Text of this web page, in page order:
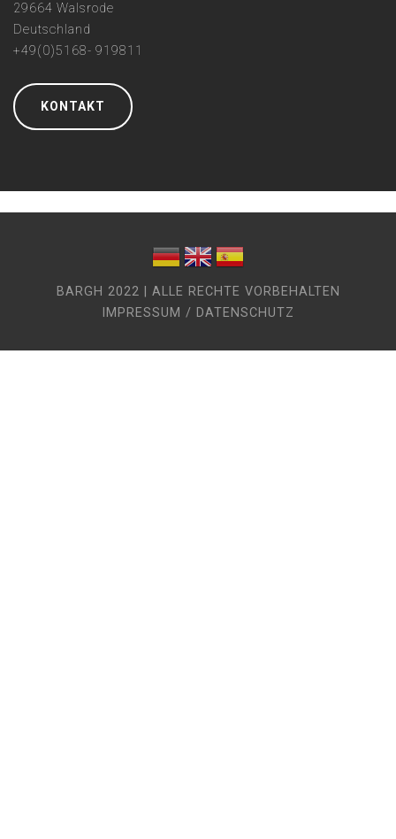
29664 Walsrode
Deutschland
+49(0)5168- 919811
KONTAKT
BARGH 2022 | ALLE RECHTE VORBEHALTEN
IMPRESSUM / DATENSCHUTZ